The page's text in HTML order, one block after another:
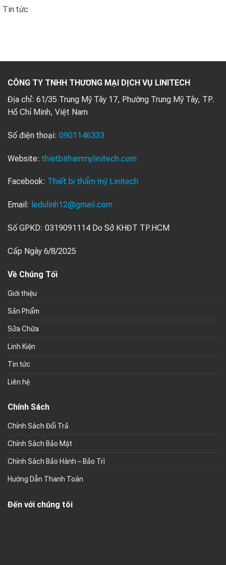
Tin tức
CÔNG TY TNHH THƯƠNG MẠI DỊCH VỤ LINITECH
Địa chỉ: 61/35 Trung Mỹ Tây 17, Phường Trung Mỹ Tây, TP.
Hồ Chí Minh, Việt Nam
Số điện thoại: 0901146333
Website: thietbithammylinitech.com
Facebook: Thiết bị thẩm mỹ Linitech
Email: ledulinh12@gmail.com
Số GPKD: 0319091114 Do Sở KHĐT TP.HCM
Cấp Ngày 6/8/2025
Về Chúng Tối
Giới thiệu
Sản Phẩm
Sửa Chữa
Linh Kiện
Tin tức
Liên hệ
Chính Sách
Chính Sách Đổi Trả
Chính Sách Bảo Mật
Chính Sách Bảo Hành – Bảo Trì
Hướng Dẫn Thanh Toán
Đến với chúng tôi